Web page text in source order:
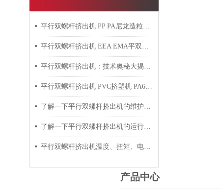
平行双螺杆挤出机 PP PA尼龙造粒机技术参数
平行双螺杆挤出机 EEA EMA平双挤出机 双螺杆挤出机技术参数
平行双螺杆挤出机：技术奥秘大揭秘！
平行双螺杆挤出机 PVC挤塑机 PA6+玻纤挤出造粒机技术参数
了解一下平行双螺杆挤出机的维护保养方法吧
了解一下平行双螺杆挤出机的运行过程吧
平行双螺杆挤出机温度、扭矩、电流控制要点
产品中心